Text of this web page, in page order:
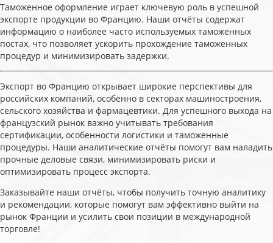
Таможенное оформление играет ключевую роль в успешной
экспорте продукции во Францию. Наши отчёты содержат
информацию о наиболее часто используемых таможенных
постах, что позволяет ускорить прохождение таможенных
процедур и минимизировать задержки.
Экспорт во Францию открывает широкие перспективы для
российских компаний, особенно в секторах машиностроения,
сельского хозяйства и фармацевтики. Для успешного выхода на
французский рынок важно учитывать требования
сертификации, особенности логистики и таможенные
процедуры. Наши аналитические отчёты помогут вам наладить
прочные деловые связи, минимизировать риски и
оптимизировать процесс экспорта.
Заказывайте наши отчёты, чтобы получить точную аналитику
и рекомендации, которые помогут вам эффективно выйти на
рынок Франции и усилить свои позиции в международной
торговле!